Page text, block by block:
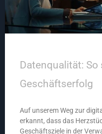
Datenqualität: So
Geschäftserfolg
Auf unserem Weg zur
erkannt, dass das
Geschäftsziele in der